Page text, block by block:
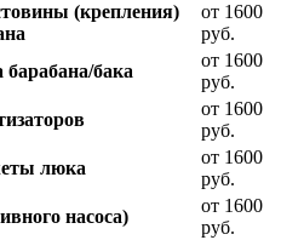
(крепления)
от 1600
руб.
бака
от 1600
руб.
от 1600
руб.
люка
от 1600
руб.
насоса)
от 1600
руб.